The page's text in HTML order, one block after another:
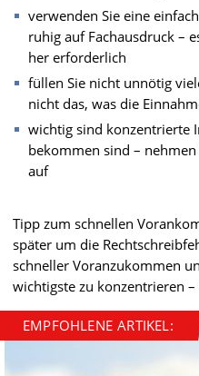
verwenden Sie eine
ruhig auf Fachausdruck –
her erforderlich
füllen Sie nicht unnötig
nicht das, was die
wichtig sind konzentrierte
bekommen sind –
auf
Tipp zum schnellen
später um die
schneller Voranzukommen
wichtigste zu konzentrieren
EMPFOHLENE ARTIKEL: